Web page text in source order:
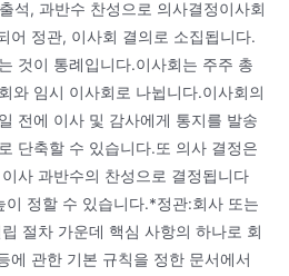
석, 과반수 찬성으로 의사결정이사회
어 정관, 이사회 결의로 소집됩니다.
것이 통례입니다.이사회는 주주 총
와 임시 이사회로 나뉩니다.이사회의
전에 이사 및 감사에게 통지를 발송
단축할 수 있습니다.또 의사 결정은
사 과반수의 찬성으로 결정됩니다
이 정할 수 있습니다.*정관:회사 또는
절차 가운데 핵심 사항의 하나로 회
에 관한 기본 규칙을 정한 문서에서